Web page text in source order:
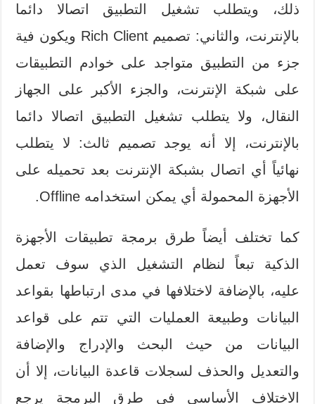
ذلك، ويتطلب تشغيل التطبيق اتصالا دائما
بالإنترنت، والثاني: تصميم Rich Client ويكون فية
جزء من التطبيق متواجد على خوادم التطبيقات
على شبكة الإنترنت، والجزء الأكبر على الجهاز
النقال، ولا يتطلب تشغيل التطبيق اتصالا دائما
بالإنترنت، إلا أنه يوجد تصميم ثالث: لا يتطلب
نهائياً أي اتصال بشبكة الإنترنت بعد تحميله على
الأجهزة المحمولة أي يمكن استخدامه Offline.
كما تختلف أيضاً طرق برمجة تطبيقات الأجهزة
الذكية تبعاً لنظام التشغيل الذي سوف تعمل
عليه، بالإضافة لاختلافها في مدى ارتباطها بقواعد
البيانات وطبيعة العمليات التي تتم على قواعد
البيانات من حيث البحث والإدراج والإضافة
والتعديل والحذف لسجلات قاعدة البيانات، إلا أن
الاختلاف الأساسي في طرق البرمجة يرجع